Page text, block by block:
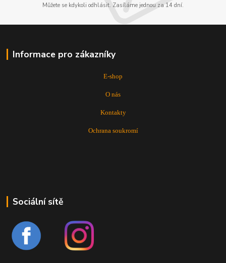
Můžete se kdykoli odhlásit. Zasíláme jednou za 14 dní.
Informace pro zákazníky
E-shop
O nás
Kontakty
Ochrana soukromí
Sociální sítě